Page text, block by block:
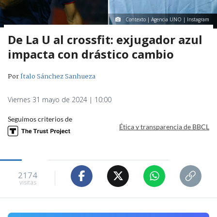
Contexto | Agencia UNO | Instagram
De La U al crossfit: exjugador azul
impacta con drástico cambio
PorÍtalo Sánchez Sanhueza
Viernes 31 mayo de 2024 | 10:00
Seguimos criterios de
Ética y transparencia de BBCL
2174
visitas